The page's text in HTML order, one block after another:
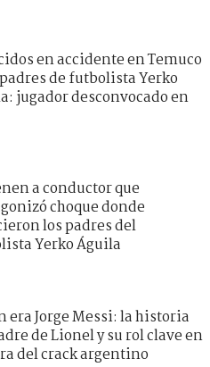
en accidente en Temuco
de futbolista Yerko
jugador desconvocado en
a conductor que
choque donde
los padres del
Yerko Águila
era Jorge Messi: la historia
de Lionel y su rol clave en
del crack argentino